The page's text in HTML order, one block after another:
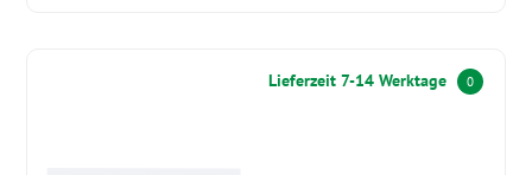
Lieferzeit 7-14 Werktage 0